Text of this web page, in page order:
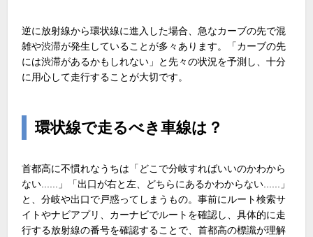
逆に放射線から環状線に進入した場合、急なカーブの先で混
雑や渋滞が発生していることが多々あります。「カーブの先
には渋滞があるかもしれない」と先々の状況を予測し、十分
に用心して走行することが大切です。
環状線で走るべき車線は？
首都高に不慣れなうちは「どこで分岐すればいいのかわから
ない......」「出口が右と左、どちらにあるかわからない......」
と、分岐や出口で戸惑ってしまうもの。事前にルート検索サ
イトやナビアプリ、カーナビでルートを確認し、具体的に走
行する放射線の番号を確認することで、首都高の標識が理解